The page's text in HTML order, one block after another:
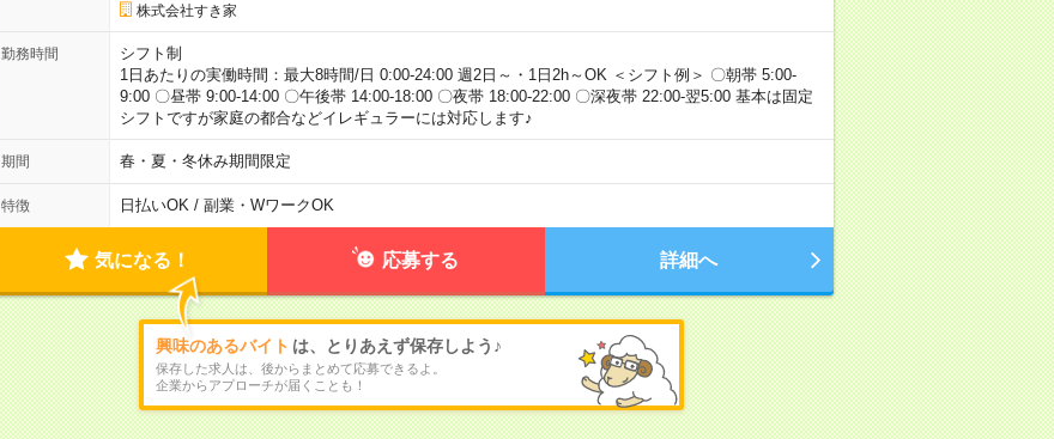
株式会社すき家
勤務時間
シフト制
1日あたりの実働時間：最大8時間/日 0:00-24:00 週2日～・1日2h～OK ＜シフト例＞ 〇朝帯 5:00-
9:00 〇昼帯 9:00-14:00 〇午後帯 14:00-18:00 〇夜帯 18:00-22:00 〇深夜帯 22:00-翌5:00 基本は固定
シフトですが家庭の都合などイレギュラーには対応します♪
期間 春・夏・冬休み期間限定
特徴 日払いOK / 副業・WワークOK
気になる！ 応募する 詳細へ
興味のあるバイト は、とりあえず保存しよう♪
保存した求人は、後からまとめて応募できるよ。
企業からアプローチが届くことも！